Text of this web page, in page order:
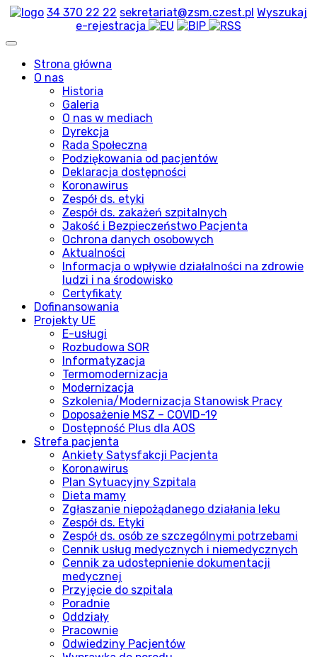
34 370 22 22 sekretariat@zsm.czest.pl Wyszukaj
e-rejestracja
Strona główna
O nas
Historia
Galeria
O nas w mediach
Dyrekcja
Rada Społeczna
Podziękowania od pacjentów
Deklaracja dostępności
Koronawirus
Zespół ds. etyki
Zespół ds. zakażeń szpitalnych
Jakość i Bezpieczeństwo Pacjenta
Ochrona danych osobowych
Aktualności
Informacja o wpływie działalności na zdrowie
ludzi i na środowisko
Certyfikaty
Dofinansowania
Projekty UE
E-usługi
Rozbudowa SOR
Informatyzacja
Termomodernizacja
Modernizacja
Szkolenia/Modernizacja Stanowisk Pracy
Doposażenie MSZ – COVID-19
Dostępność Plus dla AOS
Strefa pacjenta
Ankiety Satysfakcji Pacjenta
Koronawirus
Plan Sytuacyjny Szpitala
Dieta mamy
Zgłaszanie niepożądanego działania leku
Zespół ds. Etyki
Zespół ds. osób ze szczególnymi potrzebami
Cennik usług medycznych i niemedycznych
Cennik za udostepnienie dokumentacji
medycznej
Przyjęcie do szpitala
Poradnie
Oddziały
Pracownie
Odwiedziny Pacjentów